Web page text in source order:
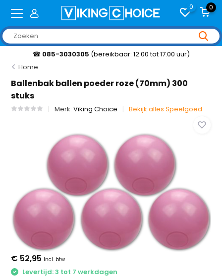
0 0
☎ 085-3030305 (bereikbaar: 12.00 tot 17.00 uur)
Home
Ballenbak ballen poeder roze (70mm) 300
stuks
Merk:Viking Choice Bekijk alles Speelgoed
€ 52,95 Incl. btw
Levertijd: 3 tot 7 werkdagen